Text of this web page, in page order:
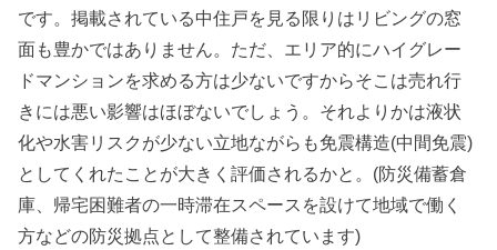
です。掲載されている中住戸を見る限りはリビングの窓
面も豊かではありません。ただ、エリア的にハイグレー
ドマンションを求める方は少ないですからそこは売れ行
きには悪い影響はほぼないでしょう。それよりかは液状
化や水害リスクが少ない立地ながらも免震構造(中間免震)
としてくれたことが大きく評価されるかと。(防災備蓄倉
庫、帰宅困難者の一時滞在スペースを設けて地域で働く
方などの防災拠点として整備されています)